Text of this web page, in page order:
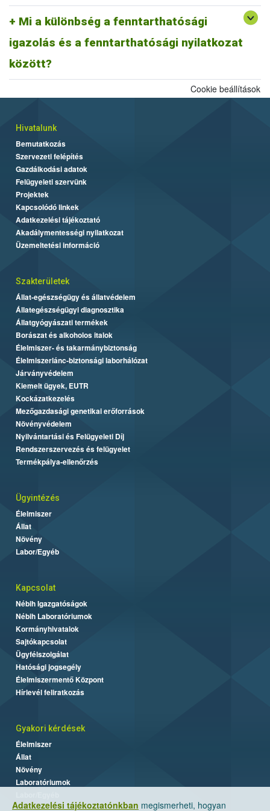
Mi a különbség a fenntarthatósági
igazolás és a fenntarthatósági nyilatkozat
között?
A fentiek alapján fenntarthatósági nyilatkozatnak minősül a
biomassza igazolás is, ahogyan egy ISCC farm nyilatkozat is,
más tagállami fenntarthatósági rendszer szerinti fenntarthatósági
dokumentum is.
Adatkezelési tájékoztatónkban megismerheti, hogyan
Cookie beállítások
Hivatalunk
Bemutatkozás
Szervezeti felépítés
Gazdálkodási adatok
Felügyeleti szervünk
Projektek
Kapcsolódó linkek
Adatkezelési tájékoztató
Akadálymentességi nyilatkozat
Üzemeltetési információ
Szakterületek
Állat-egészségügy és állatvédelem
Állategészségügyi diagnosztika
Állatgyógyászati termékek
Borászat és alkoholos italok
Élelmiszer- és takarmánybiztonság
Élelmiszerlánc-biztonsági laborhálózat
Járványvédelem
Kiemelt ügyek, EUTR
Kockázatkezelés
Mezőgazdasági genetikai erőforrások
Növényvédelem
Nyilvántartási és Felügyeleti Díj
Rendszerszervezés és felügyelet
Termékpálya-ellenőrzés
Ügyintézés
Élelmiszer
Állat
Növény
Labor/Egyéb
Kapcsolat
Nébih Igazgatóságok
Nébih Laboratóriumok
Kormányhivatalok
Sajtókapcsolat
Ügyfélszolgálat
Hatósági jogsegély
Élelmiszermentő Központ
Hírlevél feliratkozás
Gyakori kérdések
Élelmiszer
Állat
Növény
Laboratóriumok